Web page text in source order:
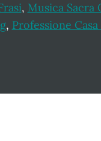
, Musica Sacra
, Professione